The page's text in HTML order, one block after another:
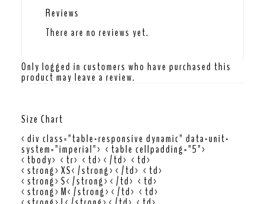
Reviews
There are no reviews yet.
Only logged in customers who have purchased this
product may leave a review.
Size Chart
<div class="table-responsive dynamic" data-unit-
system="imperial"> <table cellpadding="5">
<tbody> <tr> <td></td> <td>
<strong>XS</strong></td> <td>
<strong>S</strong></td> <td>
<strong>M</strong></td> <td>